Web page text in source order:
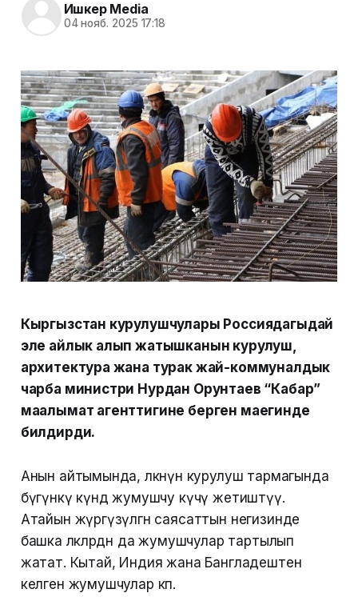
Ишкер Media
04 нояб. 2025 17:18
Кыргызстан курулушчулары Россиядагыдай
эле айлык алып жатышканын курулуш,
архитектура жана турак жай-коммуналдык
чарба министри Нурдан Орунтаев “Кабар”
маалымат агенттигине берген маегинде
билдирди.
Анын айтымында, өлкөнүн курулуш тармагында
бүгүнкү күндө жумушчу күчү жетиштүү.
Атайын жүргүзүлгөн саясаттын негизинде
башка өлкөлөрдөн да жумушчулар тартылып
жатат. Кытай, Индия жана Бангладештен
келген жумушчулар көп.